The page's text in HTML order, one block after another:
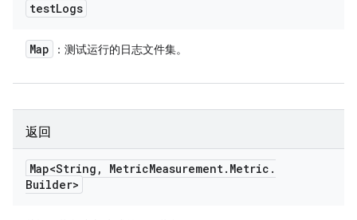
testLogs
Map ：测试运行的日志文件集。
返回
Map<String , MetricMeasurement. Metric .
Builder>